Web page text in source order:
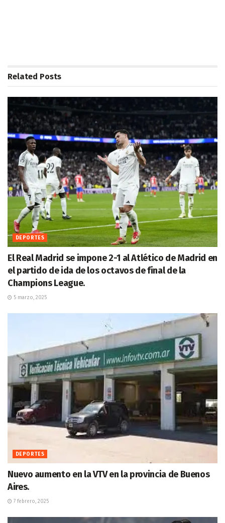
Related Posts
DEPORTES
El Real Madrid se impone 2-1 al Atlético de Madrid en
el partido de ida de los octavos de final de la
Champions League.
5 marzo, 2025
DEPORTES
Nuevo aumento en la VTV en la provincia de Buenos
Aires.
7 febrero, 2025